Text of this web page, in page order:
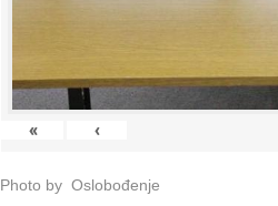
« ‹
Photo by Oslobođenje